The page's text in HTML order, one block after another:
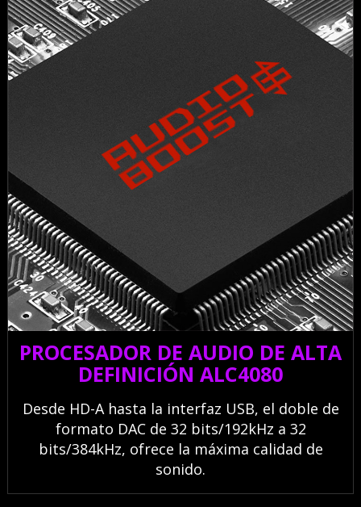
PROCESADOR DE AUDIO DE ALTA
DEFINICIÓN ALC4080
Desde HD-A hasta la interfaz USB, el doble de
formato DAC de 32 bits/192kHz a 32
bits/384kHz, ofrece la máxima calidad de
sonido.